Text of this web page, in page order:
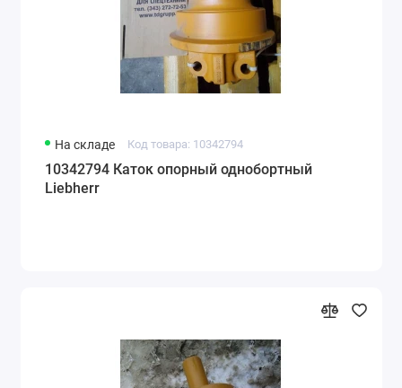
На складе Код товара: 10342794
10342794 Каток опорный однобортный
Liebherr